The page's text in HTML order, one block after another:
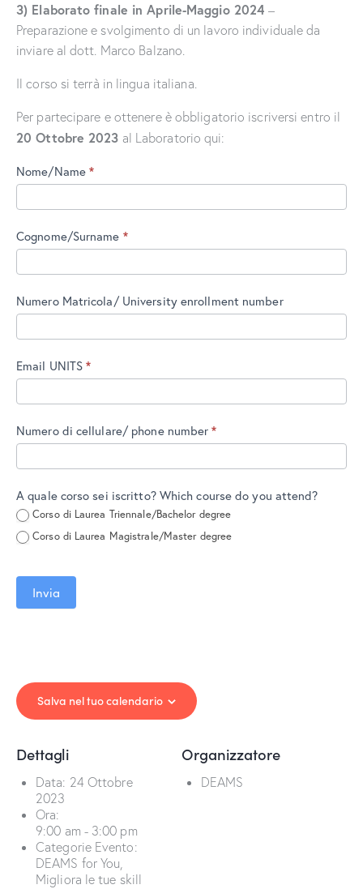
3) Elaborato finale in Aprile-Maggio 2024–
Preparazione e svolgimento di un lavoro individuale da
inviare al dott. Marco Balzano.
Il corso si terrà in lingua italiana.
Per partecipare e ottenere è obbligatorio iscriversi entro il
20 Ottobre 2023 al Laboratorio qui:
Laboratorio
"Qualitative
Research
in
Social
analysis
Corporations"
Nome/Name *
Cognome/Surname *
Numero Matricola/ University enrollment number
Email UNITS*
Numero di cellulare/ phone number*
A quale corso sei iscritto? Which course do you attend?
Corso di Laurea Triennale/Bachelor degree
Corso di Laurea Magistrale/Master degree
Invia
Salva nel tuo calendario
Dettagli
Data: 24 Ottobre
2023
Ora:
9:00 am - 3:00 pm
Categorie Evento:
DEAMS for You,
Migliora le tue skill
Organizzatore
DEAMS